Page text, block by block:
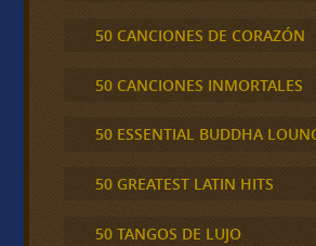
50 CANCIONES DE CORAZÓN
50 CANCIONES INMORTALES
50 ESSENTIAL BUDDHA
50 GREATEST LATIN HITS
50 TANGOS DE LUJO